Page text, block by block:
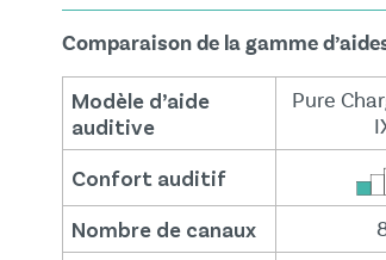
Comparaison de la gamme
Modèle d’aide
auditive
Pure
Confort auditif
Nombre de canaux